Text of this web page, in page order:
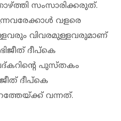
സംസാരിക്കരുത്.
വളരെ
വിവരമുള്ളവരുമാണ്
ദീപ്കെ
പുസ്തകം
ദീപ്കെ
വന്നത്.